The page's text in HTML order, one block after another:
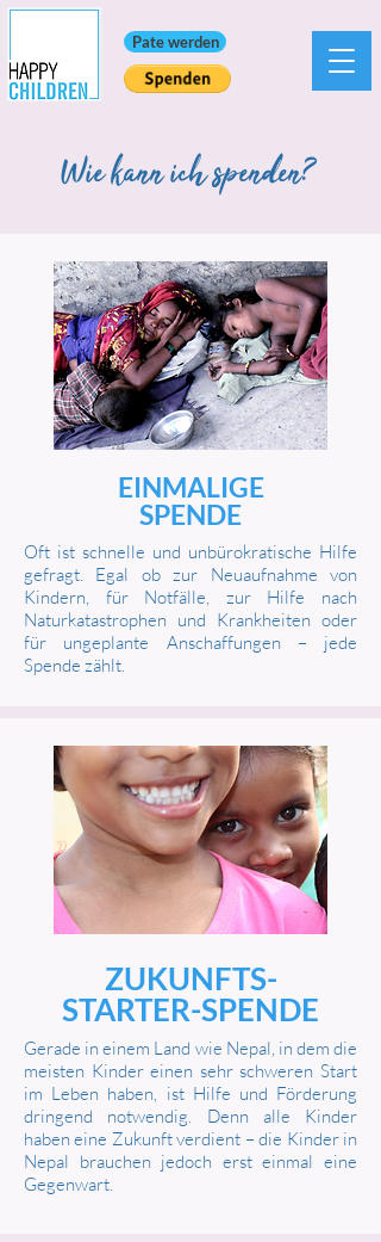
Pate werden
Wie kann ich spenden?
EINMALIGE
SPENDE
Oft ist schnelle und unbürokratische Hilfe
gefragt. Egal ob zur Neuaufnahme von
Kindern, für Notfälle, zur Hilfe nach
Naturkatastrophen und Krankheiten oder
für ungeplante Anschaffungen – jede
Spende zählt.
ZUKUNFTS-
STARTER-SPENDE
Gerade in einem Land wie Nepal, in dem die
meisten Kinder einen sehr schweren Start
im Leben haben, ist Hilfe und Förderung
dringend notwendig. Denn alle Kinder
haben eine Zukunft verdient – die Kinder in
Nepal brauchen jedoch erst einmal eine
Gegenwart.